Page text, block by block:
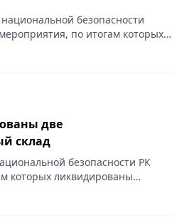
безопасности
по итогам которых
и крупный склад с
две
склад
безопасности РК
которых ликвидированы
с химическими